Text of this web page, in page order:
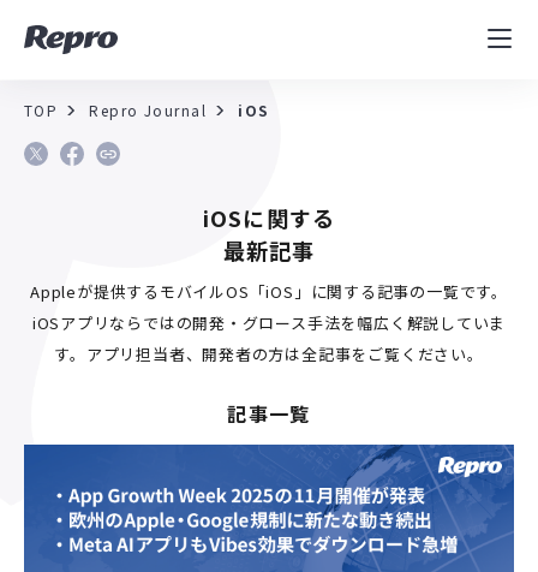
MAツール
コンサルティング
セミナー／イベント
資料／コンテンツ
資料ダウンロード 料金・お問合せ
TOP Repro Journal iOS
iOSに関する
最新記事
Appleが提供するモバイルOS「iOS」に関する記事の一覧です。
iOSアプリならではの開発・グロース手法を幅広く解説していま
す。アプリ担当者、開発者の方は全記事をご覧ください。
記事一覧